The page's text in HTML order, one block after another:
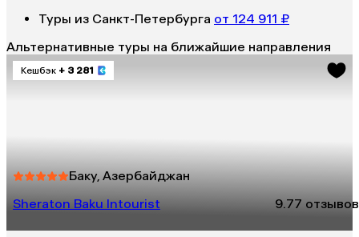
Туры из Санкт-Петербурга от 124 911 ₽
Альтернативные туры на ближайшие направления
Кешбэк + 3 281
Баку, Азербайджан
Sheraton Baku Intourist
9.77 отзывов